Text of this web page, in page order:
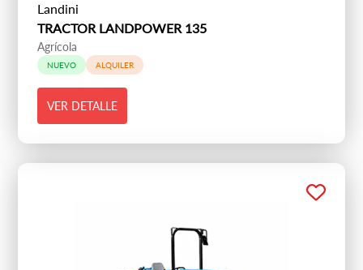
Landini
TRACTOR LANDPOWER 135
Agrícola
NUEVO ALQUILER
VER DETALLE